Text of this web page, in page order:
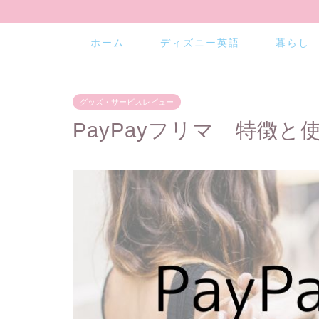
ホーム ディズニー英語 暮らし
グッズ・サービスレビュー
PayPayフリマ 特徴と